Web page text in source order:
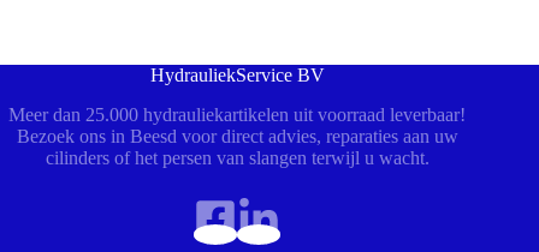
HydrauliekService BV
Meer dan 25.000 hydrauliekartikelen uit voorraad leverbaar!
Bezoek ons in Beesd voor direct advies, reparaties aan uw
cilinders of het persen van slangen terwijl u wacht.